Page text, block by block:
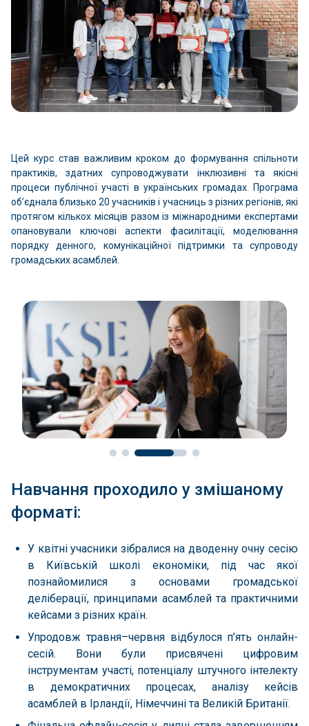
Цей курс став важливим кроком до формування спільноти
практиків, здатних супроводжувати інклюзивні та якісні
процеси публічної участі в українських громадах. Програма
об’єднала близько 20 учасників і учасниць з різних регіонів, які
протягом кількох місяців разом із міжнародними експертами
опановували ключові аспекти фасилітації, моделювання
порядку денного, комунікаційної підтримки та супроводу
громадських асамблей.
Навчання проходило у змішаному
форматі:
У квітні учасники зібралися на дводенну очну сесію
в Київській школі економіки, під час якої
познайомилися з основами громадської
деліберації, принципами асамблей та практичними
кейсами з різних країн.
Упродовж травня–червня відбулося п’ять онлайн-
сесій. Вони були присвячені цифровим
інструментам участі, потенціалу штучного інтелекту
в демократичних процесах, аналізу кейсів
асамблей в Ірландії, Німеччині та Великій Британії.